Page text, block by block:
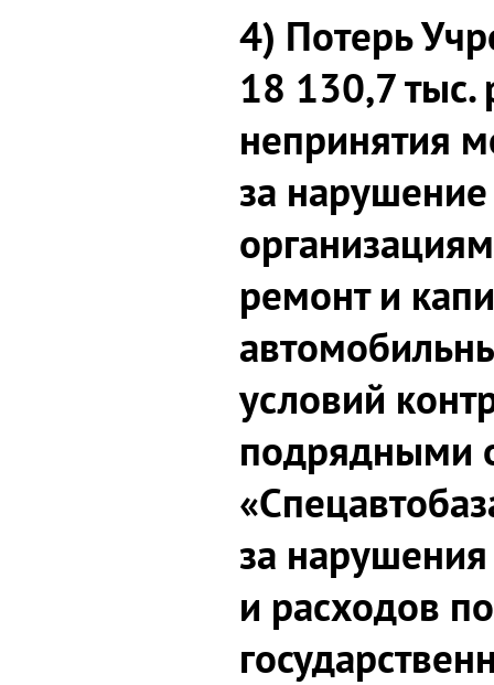
4) Потерь
18 130,7 тыс.
непринятия
за
ремонт и
условий
подрядными
за
и расходов